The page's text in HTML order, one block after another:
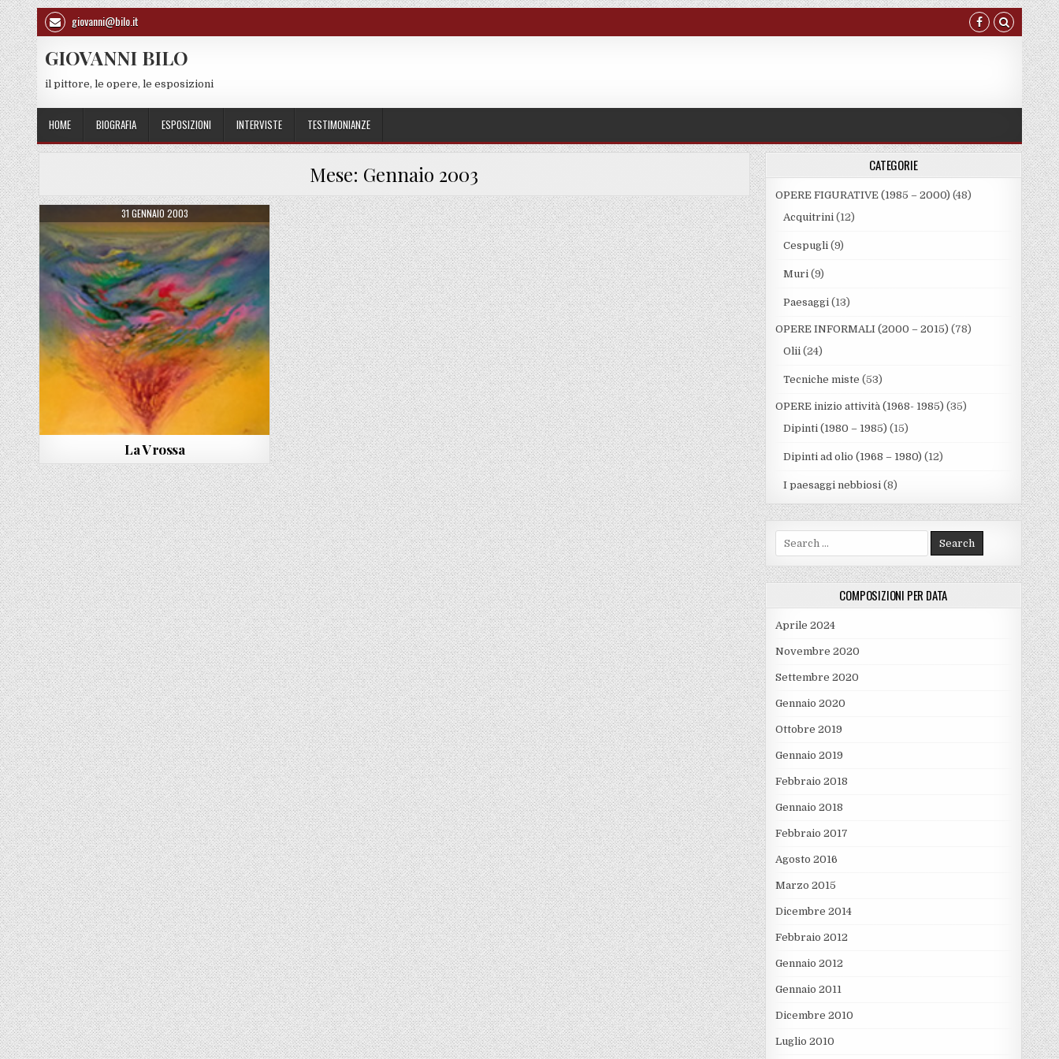
Skip to content giovanni@bilo.it
GIOVANNI BILO
il pittore, le opere, le esposizioni
HOME BIOGRAFIA ESPOSIZIONI INTERVISTE TESTIMONIANZE
Mese: Gennaio 2003
PUBLISHED DATE:
31 GENNAIO 2003
La V rossa
CATEGORIE
OPERE FIGURATIVE (1985 – 2000) (48)
Acquitrini(12)
Cespugli(9)
Muri(9)
Paesaggi(13)
OPERE INFORMALI (2000 – 2015) (78)
Olii(24)
Tecniche miste (53)
OPERE inizio attività (1968- 1985) (35)
Dipinti (1980 – 1985) (15)
Dipinti ad olio (1968 – 1980) (12)
I paesaggi nebbiosi(8)
Search for:
COMPOSIZIONI PER DATA
Aprile 2024
Novembre 2020
Settembre 2020
Gennaio 2020
Ottobre 2019
Gennaio 2019
Febbraio 2018
Gennaio 2018
Febbraio 2017
Agosto 2016
Marzo 2015
Dicembre 2014
Febbraio 2012
Gennaio 2012
Gennaio 2011
Dicembre 2010
Luglio 2010